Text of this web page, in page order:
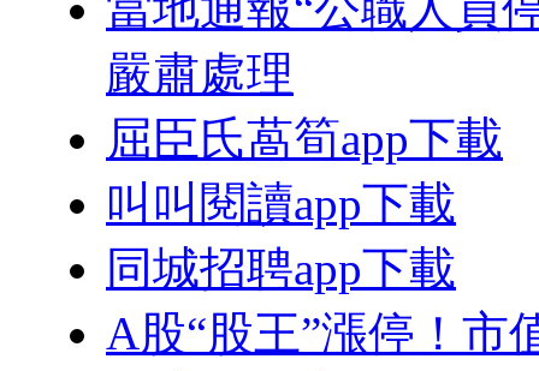
嚴肅處理
屈臣氏萵筍app下載
叫叫閱讀app下載
同城招聘app下載
A股“股王”漲停！市